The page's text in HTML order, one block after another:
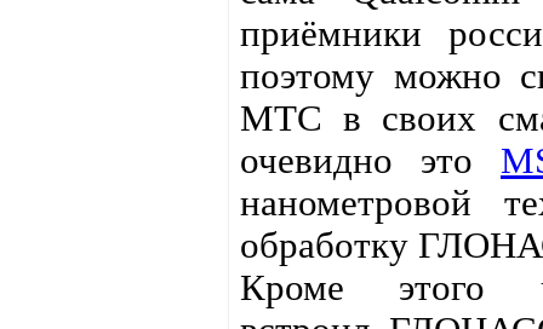
приёмники
поэтому можно
МТС в своих
очевидно это
нанометровой
обработку
Кроме этого